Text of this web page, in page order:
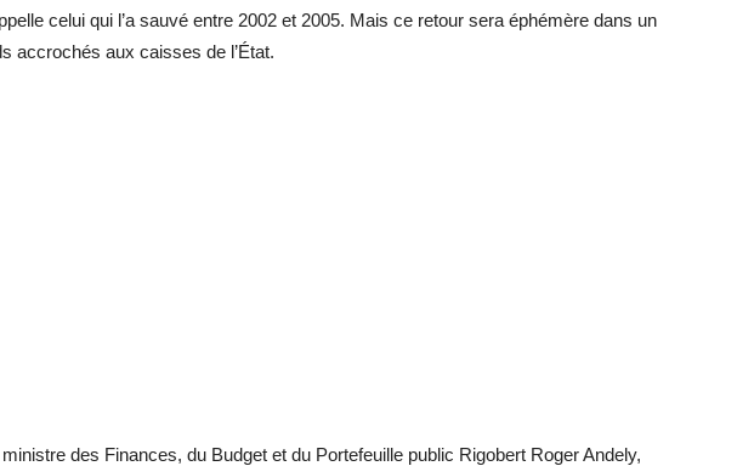
celui qui l’a sauvé entre 2002 et 2005. Mais ce retour sera éphémère dans un
accrochés aux caisses de l’État.
des Finances, du Budget et du Portefeuille public Rigobert Roger Andely,